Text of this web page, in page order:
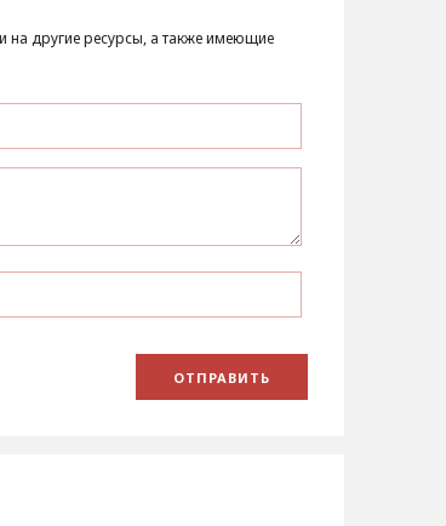
на другие ресурсы, а также имеющие